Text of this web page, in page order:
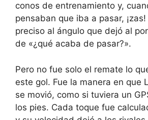
conos de entrenamiento y,
pensaban que iba a pasar,
preciso al ángulo que dejó al
de «¿qué acaba de pasar?».
Pero no fue solo el remate lo
este gol. Fue la manera en que
se movió, como si tuviera un
los pies. Cada toque fue